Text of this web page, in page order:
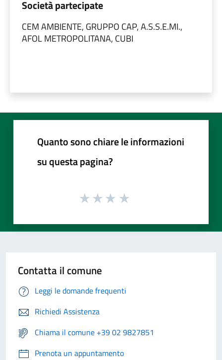
Società partecipate
CEM AMBIENTE, GRUPPO CAP, A.S.S.E.MI.,
AFOL METROPOLITANA, CUBI
Quanto sono chiare le informazioni
su questa pagina?
Contatta il comune
Leggi le domande frequenti
Richiedi Assistenza
Chiama il comune +39 02 9827851
Prenota un appuntamento